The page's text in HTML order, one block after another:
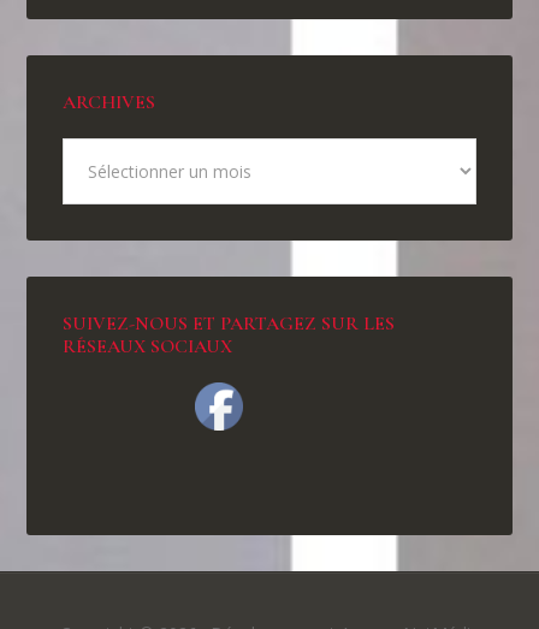
ARCHIVES
SUIVEZ-NOUS ET PARTAGEZ SUR LES
RÉSEAUX SOCIAUX